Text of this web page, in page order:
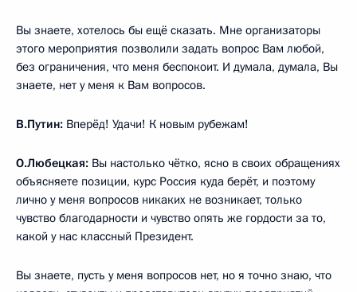
Вы знаете, хотелось бы ещё сказать. Мне организаторы
этого мероприятия позволили задать вопрос Вам любой,
без ограничения, что меня беспокоит. И думала, думала, Вы
знаете, нет у меня к Вам вопросов.
В.Путин: Вперёд! Удачи! К новым рубежам!
О.Любецкая: Вы настолько чётко, ясно в своих обращениях
объясняете позиции, курс Россия куда берёт, и поэтому
лично у меня вопросов никаких не возникает, только
чувство благодарности и чувство опять же гордости за то,
какой у нас классный Президент.
Вы знаете, пусть у меня вопросов нет, но я точно знаю, что